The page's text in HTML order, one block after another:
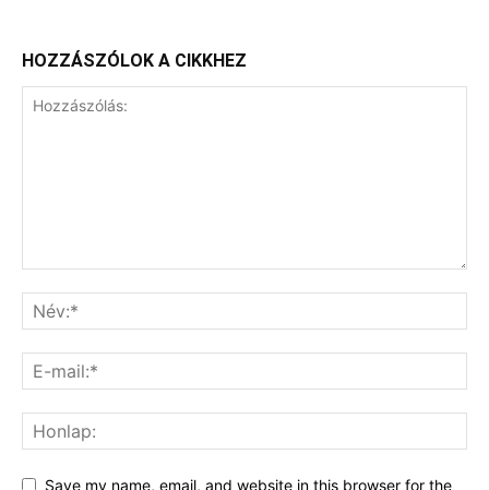
HOZZÁSZÓLOK A CIKKHEZ
Save my name, email, and website in this browser for the